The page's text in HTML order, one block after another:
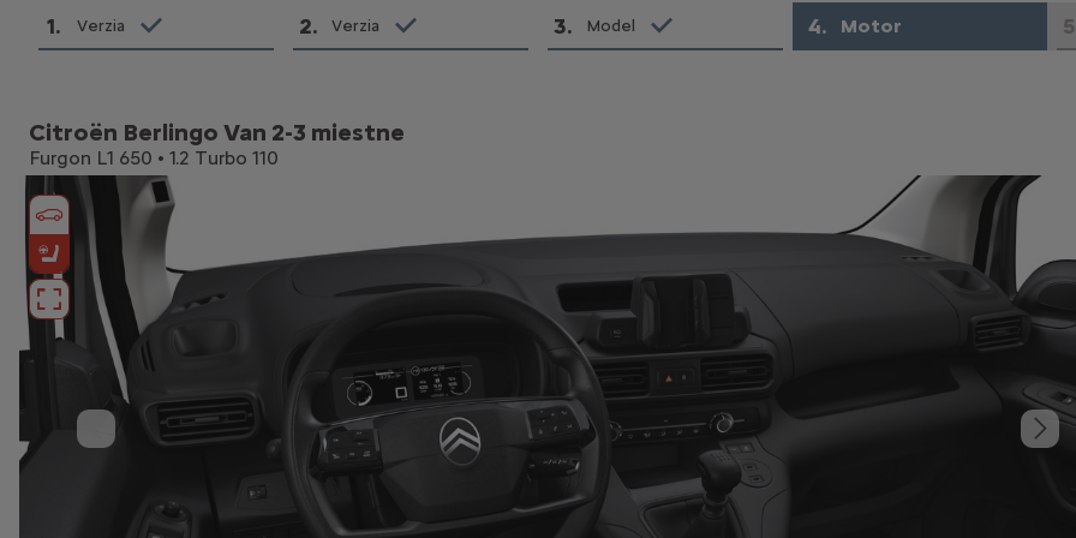
1. Verzia 2. Verzia 3. Model 4. Motor 5
Citroën Berlingo Van 2-3 miestne
Furgon L1 650 • 1.2 Turbo 110